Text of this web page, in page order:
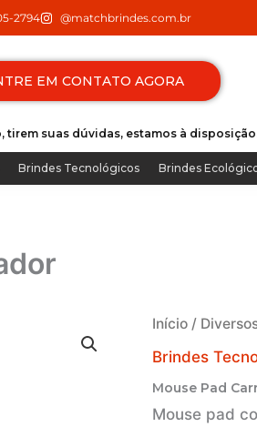
2794 @matchbrindes.com.br
EM CONTATO AGORA
suas dúvidas, estamos à
Brindes Tecnológicos Brindes
Início /
Brindes
Mouse Pad
Mouse pad